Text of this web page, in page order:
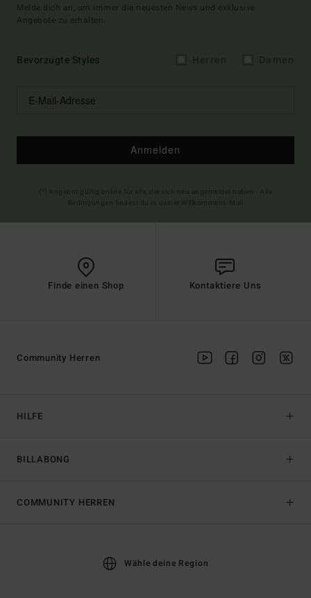
Melde dich an, um immer die neuesten News und exklusive
Angebote zu erhalten.
Bevorzugte Styles
Anmelden
Finde einen Shop Kontaktiere Uns
HILFE
BILLABONG
Community Herren
COMMUNITY HERREN
Wähle deine Region